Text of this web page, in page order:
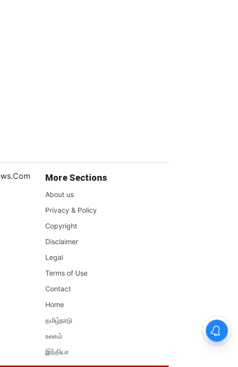
More Sections
About us
Privacy & Policy
Copyright
Disclaimer
Legal
Terms of Use
Contact
Home
தமிழ்நாடு
உலகம்
இந்தியா